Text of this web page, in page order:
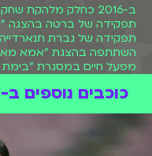
ב-2016 כחלק מלהקת
תפקידה של ברטה בהצגה
השתתפה בהצגת "אמא
מפעל חיים במסגרת "בימת
כוכבים נוספים ב-BIGI